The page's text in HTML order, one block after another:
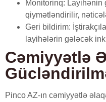
Monitorinq: Layihənin
qiymətləndirilir,
Geri bildirim:
layihələrin gələcək
Cəmiyyətlə
Pinco AZ-ın cəmiyyətlə